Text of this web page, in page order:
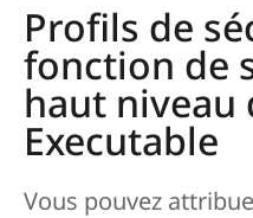
Profils de
fonction de
haut niveau
Executable
Vous pouvez